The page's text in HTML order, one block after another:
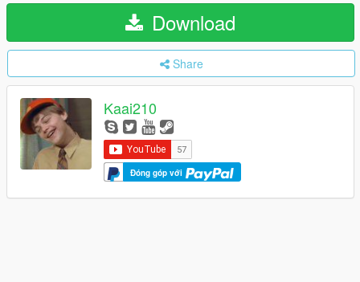
Download
Share
Kaai210
Đóng góp với